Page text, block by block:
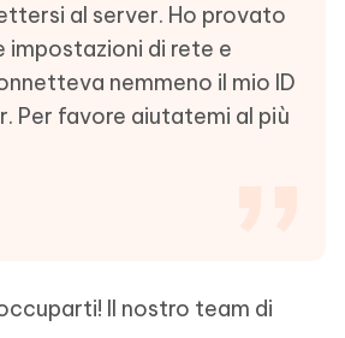
al server. Ho provato
impostazioni di rete e
nemmeno il mio ID
Per favore aiutatemi al più
Il nostro team di